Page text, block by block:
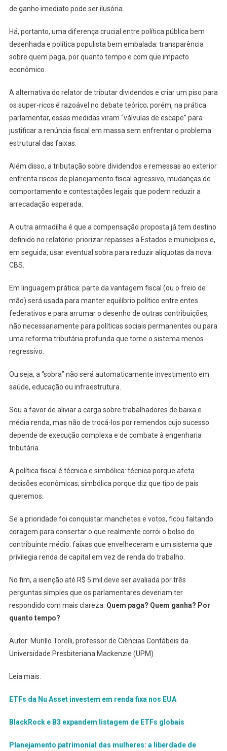
de ganho imediato pode ser ilusória.
Há, portanto, uma diferença crucial entre política pública bem
desenhada e política populista bem embalada: transparência
sobre quem paga, por quanto tempo e com que impacto
econômico.
A alternativa do relator de tributar dividendos e criar um piso para
os super-ricos é razoável no debate teórico; porém, na prática
parlamentar, essas medidas viram “válvulas de escape” para
justificar a renúncia fiscal em massa sem enfrentar o problema
estrutural das faixas.
Além disso, a tributação sobre dividendos e remessas ao exterior
enfrenta riscos de planejamento fiscal agressivo, mudanças de
comportamento e contestações legais que podem reduzir a
arrecadação esperada.
A outra armadilha é que a compensação proposta já tem destino
definido no relatório: priorizar repasses a Estados e municípios e,
em seguida, usar eventual sobra para reduzir alíquotas da nova
CBS.
Em linguagem prática: parte da vantagem fiscal (ou o freio de
mão) será usada para manter equilíbrio político entre entes
federativos e para arrumar o desenho de outras contribuições,
não necessariamente para políticas sociais permanentes ou para
uma reforma tributária profunda que torne o sistema menos
regressivo.
Ou seja, a “sobra” não será automaticamente investimento em
saúde, educação ou infraestrutura.
Sou a favor de aliviar a carga sobre trabalhadores de baixa e
média renda, mas não de trocá-los por remendos cujo sucesso
depende de execução complexa e de combate à engenharia
tributária.
A política fiscal é técnica e simbólica: técnica porque afeta
decisões econômicas; simbólica porque diz que tipo de país
queremos.
Se a prioridade foi conquistar manchetes e votos, ficou faltando
coragem para consertar o que realmente corrói o bolso do
contribuinte médio: faixas que envelheceram e um sistema que
privilegia renda de capital em vez de renda do trabalho.
No fim, a isenção até R$ 5 mil deve ser avaliada por três
perguntas simples que os parlamentares deveriam ter
respondido com mais clareza: Quem paga? Quem ganha? Por
quanto tempo?
Autor: Murillo Torelli, professor de Ciências Contábeis da
Universidade Presbiteriana Mackenzie (UPM)
Leia mais:
ETFs da Nu Asset investem em renda fixa nos EUA
BlackRock e B3 expandem listagem de ETFs globais
Planejamento patrimonial das mulheres: a liberdade de